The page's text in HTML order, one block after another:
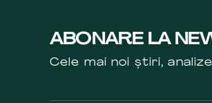
ABONARE LA
Cele mai noi știri,